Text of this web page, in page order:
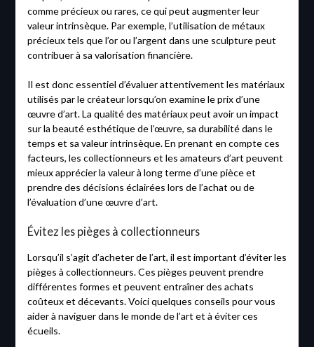
comme précieux ou rares, ce qui peut augmenter leur
valeur intrinsèque. Par exemple, l’utilisation de métaux
précieux tels que l’or ou l’argent dans une sculpture peut
contribuer à sa valorisation financière.
Il est donc essentiel d’évaluer attentivement les matériaux
utilisés par le créateur lorsqu’on examine le prix d’une
œuvre d’art. La qualité des matériaux peut avoir un impact
sur la beauté esthétique de l’œuvre, sa durabilité dans le
temps et sa valeur intrinsèque. En prenant en compte ces
facteurs, les collectionneurs et les amateurs d’art peuvent
mieux apprécier la valeur à long terme d’une pièce et
prendre des décisions éclairées lors de l’achat ou de
l’évaluation d’une œuvre d’art.
Évitez les pièges à collectionneurs
Lorsqu’il s’agit d’acheter de l’art, il est important d’éviter les
pièges à collectionneurs. Ces pièges peuvent prendre
différentes formes et peuvent entraîner des achats
coûteux et décevants. Voici quelques conseils pour vous
aider à naviguer dans le monde de l’art et à éviter ces
écueils.